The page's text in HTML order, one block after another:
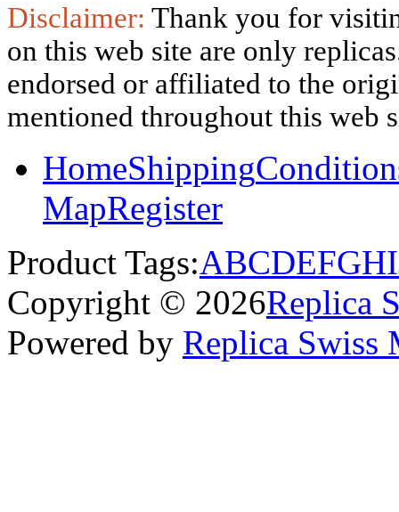
Disclaimer: Thank you for
on this web site are only
endorsed or affiliated to the
mentioned throughout this web
HomeShipping
MapRegister
Product Tags:ABCDEFGHI
Copyright © 2026Replica
Powered by Replica Swiss